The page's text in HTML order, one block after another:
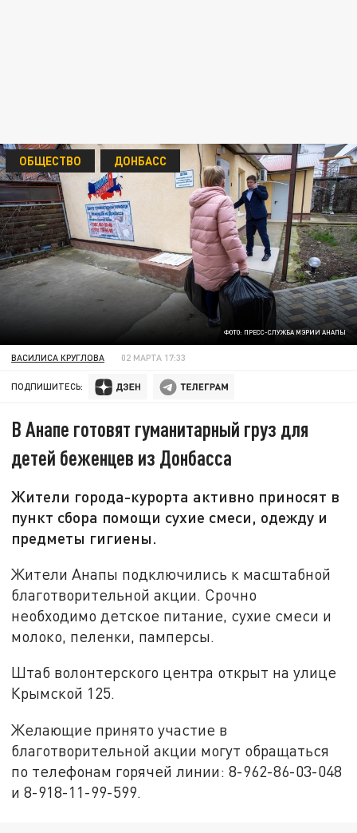
ФОТО: ПРЕСС-СЛУЖБА МЭРИИ АНАПЫ
ОБЩЕСТВО ДОНБАСС
ВАСИЛИСА КРУГЛОВА 02 МАРТА 17:33
ПОДПИШИТЕСЬ:
В Анапе готовят гуманитарный груз для
детей беженцев из Донбасса
Жители города-курорта активно приносят в
пункт сбора помощи сухие смеси, одежду и
предметы гигиены.
Жители Анапы подключились к масштабной
благотворительной акции. Срочно
необходимо детское питание, сухие смеси и
молоко, пеленки, памперсы.
Штаб волонтерского центра открыт на улице
Крымской 125.
Желающие принято участие в
благотворительной акции могут обращаться
по телефонам горячей линии: 8-962-86-03-048
и 8-918-11-99-599.